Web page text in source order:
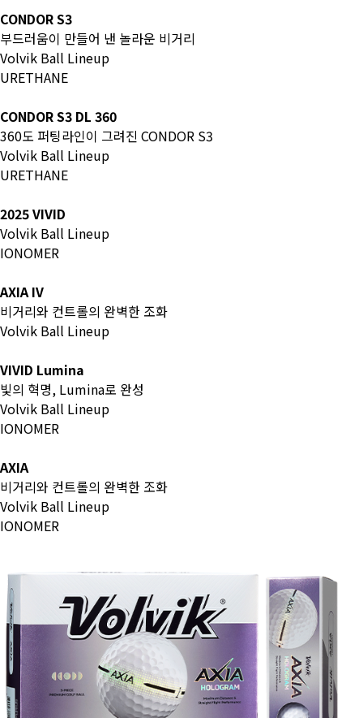
CONDOR S3
부드러움이 만들어 낸 놀라운 비거리
Volvik Ball Lineup
URETHANE
CONDOR S3 DL 360
360도 퍼팅라인이 그려진 CONDOR S3
Volvik Ball Lineup
URETHANE
2025 VIVID
Volvik Ball Lineup
IONOMER
AXIA IV
비거리와 컨트롤의 완벽한 조화
Volvik Ball Lineup
VIVID Lumina
빛의 혁명, Lumina로 완성
Volvik Ball Lineup
IONOMER
AXIA
비거리와 컨트롤의 완벽한 조화
Volvik Ball Lineup
IONOMER